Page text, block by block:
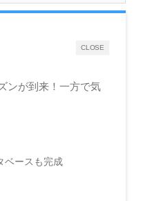
CLOSE
ンが到来！一方で気
ベースも完成